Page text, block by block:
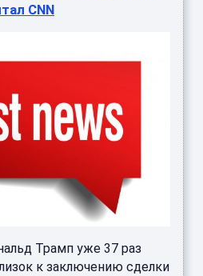
CNN
Трамп уже 37 раз
к заключению сделки